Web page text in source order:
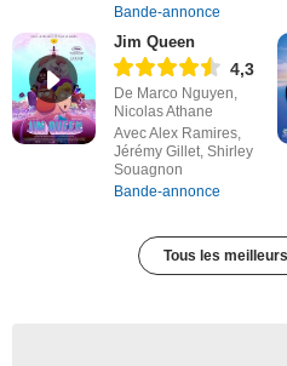
Bande-annonce
Jim Queen
4,3
De Marco Nguyen,
Nicolas Athane
Avec Alex Ramires,
Jérémy Gillet, Shirley
Souagnon
Bande-annonce
Tous les